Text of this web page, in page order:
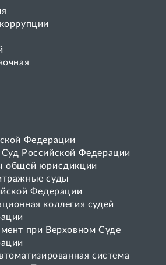
Федерации
Российской Федерации
общей юрисдикции
суды
Федерации
коллегия судей
при Верховном Суде
система